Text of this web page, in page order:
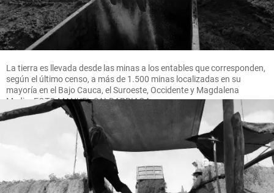
La tierra es llevada desde las minas a los entables que corresponden,
según el último censo, a más de 1.500 minas localizadas en su
mayoría en el Bajo Cauca, el Suroeste, Occidente y Magdalena
Medio. FOTO MANUEL SALDARRIAGA